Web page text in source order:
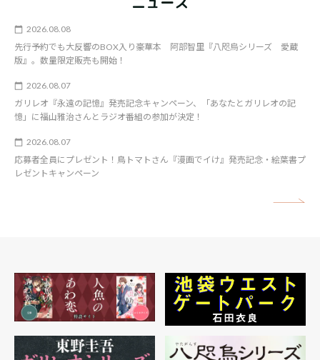
2026.08.08
先行予約でも大反響のBOX入り豪華本 阿部智里『八咫烏シリーズ 愛蔵
版』。数量限定販売も開始！
2026.08.07
ガリレオ『永遠の記憶』発売記念キャンペーン、「あなたとガリレオの記
憶」に福山雅治さんとラジオ番組の参加が決定！
2026.08.07
応募者全員にプレゼント！鳥トマトさん『漫画でイけ』発売記念・絵葉書プ
レゼントキャンペーン